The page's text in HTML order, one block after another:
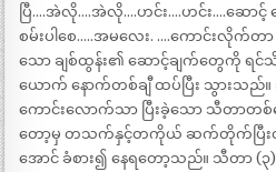
ပြီ….အဲလို….အဲလို….ဟင်း….ဟင်း….ဆော
စမ်းပါစေ…..အမလေး. ….ကောင်းလိုက်တာ
သော ချစ်ထွန်း၏ ဆောင့်ချက်တွေကို ရ
ယောက် နောက်တစ်ချီ ထပ်ပြီး သွားသည်
ကောင်းလောက်သာ ပြီးခဲ့သော သီတာတ
တော့မှ တသက်နှင့်တကိုယ် ဆက်တိုက်ပြီး
အောင် ခံစား၍ နေရတော့သည်။ သီတာ (၃